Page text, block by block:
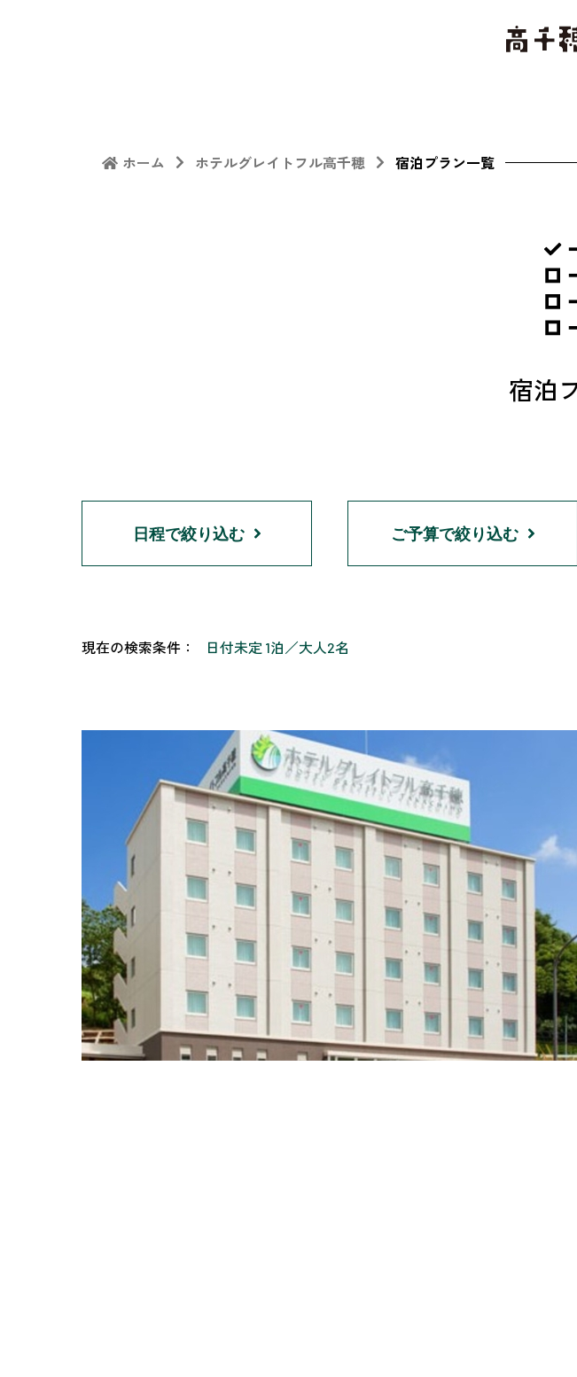
ホーム ホテルグレイトフル高千穂 宿泊プラン一覧
宿泊
日程で絞り込む ご予算で絞り込む
現在の検索条件： 日付未定 1泊 大人2名